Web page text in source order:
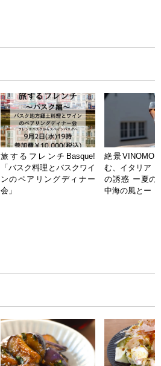
旅するフレンチBasque!
「バスク料理とバスクワイ
ンのペアリングディナー
会」
絶景
む、イタリア
の誘惑 ー夏の
中海の風とー